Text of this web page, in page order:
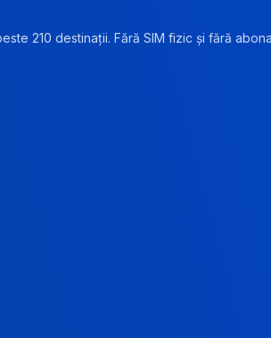
210 destinații. Fără SIM fizic și fără